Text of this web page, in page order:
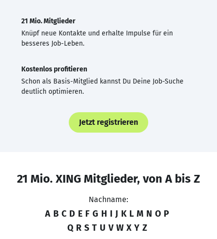
21 Mio. Mitglieder
Knüpf neue Kontakte und erhalte Impulse für ein
besseres Job-Leben.
Kostenlos profitieren
Schon als Basis-Mitglied kannst Du Deine Job-Suche
deutlich optimieren.
Jetzt registrieren
21 Mio. XING Mitglieder, von A bis Z
Nachname:
A B C D E F G H I J K L M N O P
Q R S T U V W X Y Z